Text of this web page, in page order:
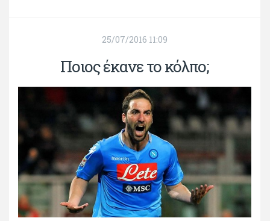
25/07/2016 11:09
Ποιος έκανε το κόλπο;